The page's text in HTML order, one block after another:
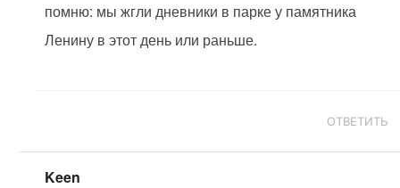
помню: мы жгли дневники в парке у памятника
Ленину в этот день или раньше.
ОТВЕТИТЬ
Keen